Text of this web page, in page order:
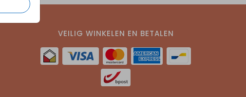
VEILIG WINKELEN EN BETALEN